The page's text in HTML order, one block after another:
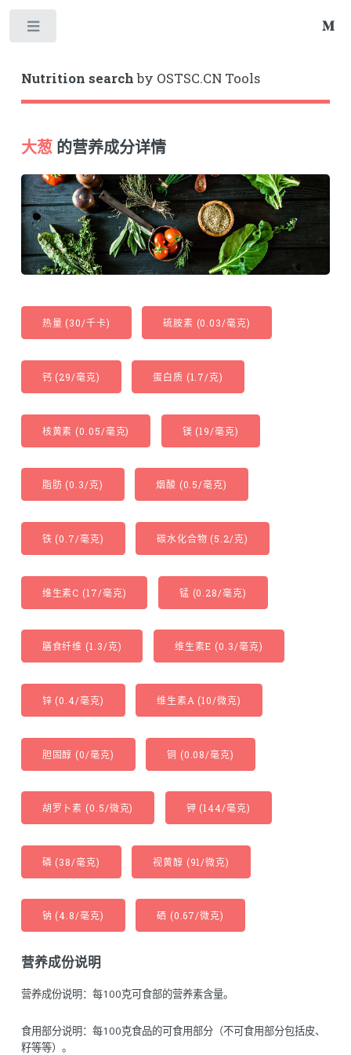
Nutrition searchby OSTSC.CN Tools
大葱的营养成分详情
热量 (30/千卡) 硫胺素 (0.03/毫克)
钙 (29/毫克) 蛋白质 (1.7/克)
核黄素 (0.05/毫克) 镁 (19/毫克)
脂肪 (0.3/克) 烟酸 (0.5/毫克)
铁 (0.7/毫克) 碳水化合物 (5.2/克)
维生素C (17/毫克) 锰 (0.28/毫克)
膳食纤维 (1.3/克) 维生素E (0.3/毫克)
锌 (0.4/毫克) 维生素A (10/微克)
胆固醇 (0/毫克) 铜 (0.08/毫克)
胡罗卜素 (0.5/微克) 钾 (144/毫克)
磷 (38/毫克) 视黄醇 (91/微克)
钠 (4.8/毫克) 硒 (0.67/微克)
营养成份说明
营养成份说明：每100克可食部的营养素含量。
食用部分说明：每100克食品的可食用部分（不可食用部分包括皮、
籽等等）。